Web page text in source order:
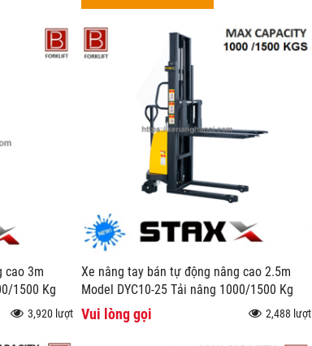
cao 3m
1500 Kg
3,920 lượt
Xe nâng tay bán tự động nâng cao 2.5m
Model DYC10-25 Tải nâng 1000/1500 Kg
Vui lòng gọi 2,488 lượt